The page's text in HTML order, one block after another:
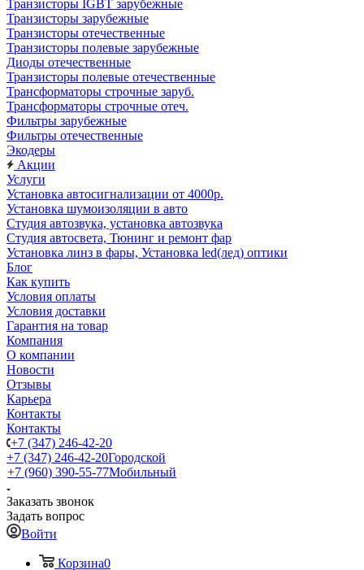
Транзисторы IGBT зарубежные
Транзисторы зарубежные
Транзисторы отечественные
Транзисторы полевые зарубежные
Диоды отечественные
Транзисторы полевые отечественные
Трансформаторы строчные заруб.
Трансформаторы строчные отеч.
Фильтры зарубежные
Фильтры отечественные
Экодеры
Акции
Услуги
Установка автосигнализации от 4000р.
Установка шумоизоляции в авто
Студия автозвука, установка автозвука
Студия автосвета, Тюнинг и ремонт фар
Установка линз в фары, Установка led(лед) оптики
Блог
Как купить
Условия оплаты
Условия доставки
Гарантия на товар
Компания
О компании
Новости
Отзывы
Карьера
Контакты
Контакты
+7 (347) 246-42-20
+7 (347) 246-42-20Городской
+7 (960) 390-55-77Мобильный
Заказать звонок
Задать вопрос
Войти
Корзина0